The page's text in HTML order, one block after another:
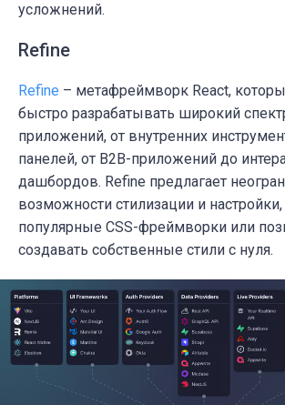
усложнений.
Refine
Refine – метафреймворк React,
быстро разрабатывать широкий
приложений, от внутренних
панелей, от B2B-приложений до
дашбордов. Refine предлагает
возможности стилизации и
популярные CSS-фреймворки или
создавать собственные стили с нуля.